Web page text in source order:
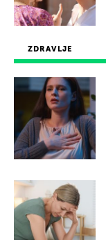
ZDRAVLJE